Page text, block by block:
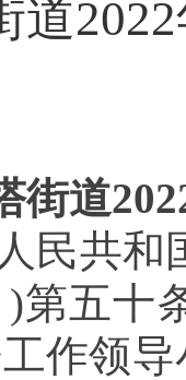
道
街道
民共和
第五十
作领